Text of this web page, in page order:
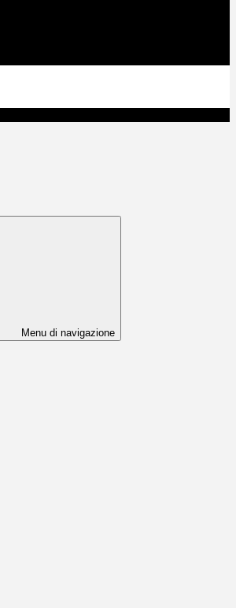
Menu di navigazione